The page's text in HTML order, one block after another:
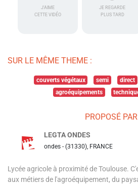
J'AIME
CETTE VIDÉO
JE REGARDE
PLUS TARD
SUR LE MÊME THEME :
couverts végétaux semi direct
agroéquipements
PROPOSÉ
LEGTA ONDES
ondes - (31330), FRANCE
Lycée agricole à proximité de Toulouse.
aux métiers de l'agroéquipement, du